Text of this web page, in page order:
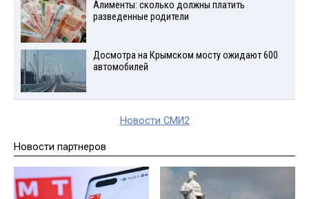
Алименты: сколько должны платить
разведенные родители
Досмотра на Крымском мосту ожидают 600
автомобилей
Новости СМИ2
Новости партнеров